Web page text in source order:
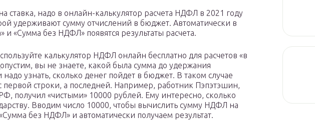
ставка, надо в онлайн-калькулятор расчета НДФЛ в 2021 году
удерживают сумму отчислений в бюджет. Автоматически в
и «Сумма без НДФЛ» появятся результаты расчета.
калькулятор НДФЛ онлайн бесплатно для расчетов «в
вы не знаете, какой была сумма до удержания
надо узнать, сколько денег пойдет в бюджет. В таком случае
первой строки, а последней. Например, работник Пэпэтэшин,
получил «чистыми» 10000 рублей. Ему интересно, сколько
Вводим число 10000, чтобы вычислить сумму НДФЛ на
без НДФЛ» и автоматически получаем результат.